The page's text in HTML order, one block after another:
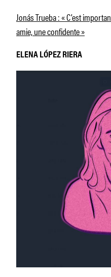
Jonás Trueba : « C’est
amie, une confidente »
ELENA LÓPEZ RIERA